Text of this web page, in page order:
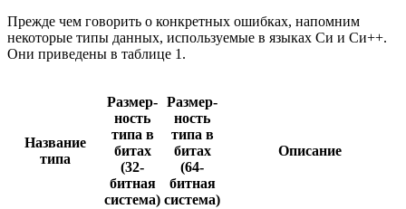
Прежде чем говорить о конкретных ошибках, напомним
некоторые типы данных, используемые в языках Си и Си++.
Они приведены в таблице 1.
Название
типа
Размер-
ность
типа в
битах
(32-
битная
система)
Размер-
ность
типа в
битах
(64-
битная
система)
Описание